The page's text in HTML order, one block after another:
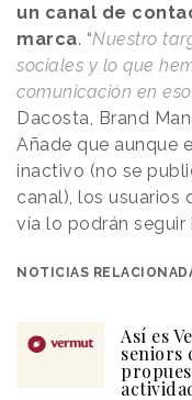
un canal de
marca. “Nuestro
sociales y lo que
comunicación en
Dacosta, Brand
Añade que aunque
inactivo (no se
canal), los usuarios
vía lo podrán seguir
NOTICIAS
Así es
seniors